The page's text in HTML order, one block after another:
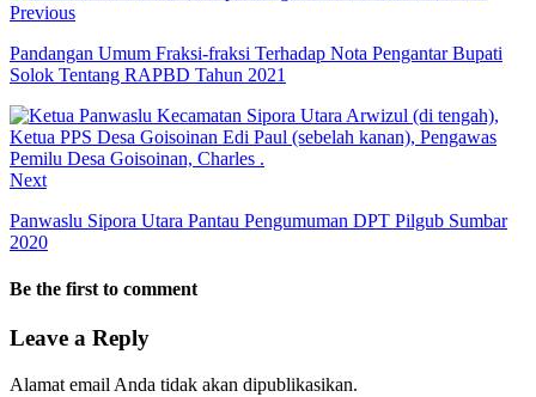
Previous
Pandangan Umum Fraksi-fraksi Terhadap Nota Pengantar Bupati
Solok Tentang RAPBD Tahun 2021
Next
Panwaslu Sipora Utara Pantau Pengumuman DPT Pilgub Sumbar
2020
Be the first to comment
Leave a Reply
Alamat email Anda tidak akan dipublikasikan.